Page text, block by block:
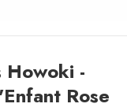
Howoki -
Rose